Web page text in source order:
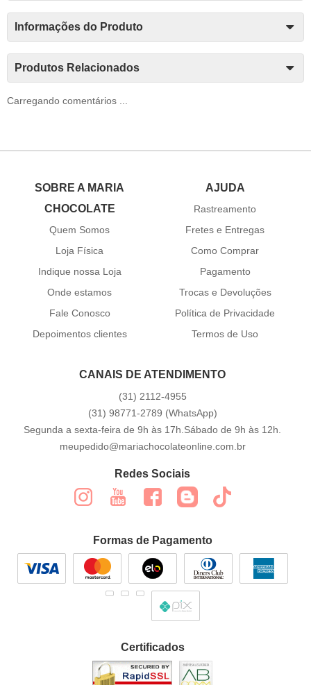
Informações do Produto
Produtos Relacionados
Carregando comentários ...
SOBRE A MARIA
CHOCOLATE
Quem Somos
Loja Física
Indique nossa Loja
Onde estamos
Fale Conosco
Depoimentos clientes
AJUDA
Rastreamento
Fretes e Entregas
Como Comprar
Pagamento
Trocas e Devoluções
Política de Privacidade
Termos de Uso
CANAIS DE ATENDIMENTO
(31) 2112-4955
(31) 98771-2789 (WhatsApp)
Segunda a sexta-feira de 9h às 17h.Sábado de 9h às 12h.
meupedido@mariachocolateonline.com.br
Redes Sociais
Formas de Pagamento
Certificados